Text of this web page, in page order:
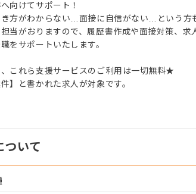
向けてサポート！
方がわからない…面接に自信がない…という方
当がおりますので、履歴書作成や面接対策、求
をサポートいたします。
これら支援サービスのご利用は一切無料★
】と書かれた求人が対象です。
ついて